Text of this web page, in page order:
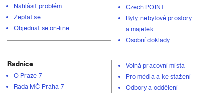
Nahlásit problém
Zeptat se
Objednat se on-line
Czech POINT
Byty, nebytové prostory
a majetek
Osobní doklady
Radnice
O Praze 7
Rada MČ Praha 7
Volná pracovní místa
Pro média a ke stažení
Odbory a oddělení